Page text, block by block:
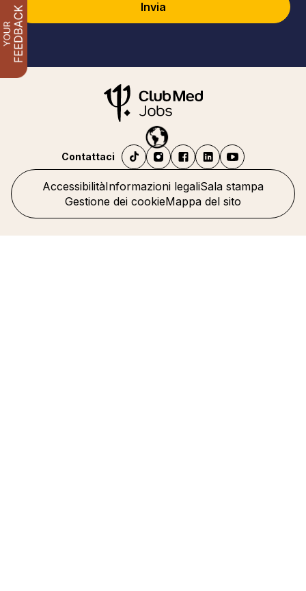
Invia
AccessibilitàInformazioni legaliSala stampa
Gestione dei cookieMappa del sito
Contattaci